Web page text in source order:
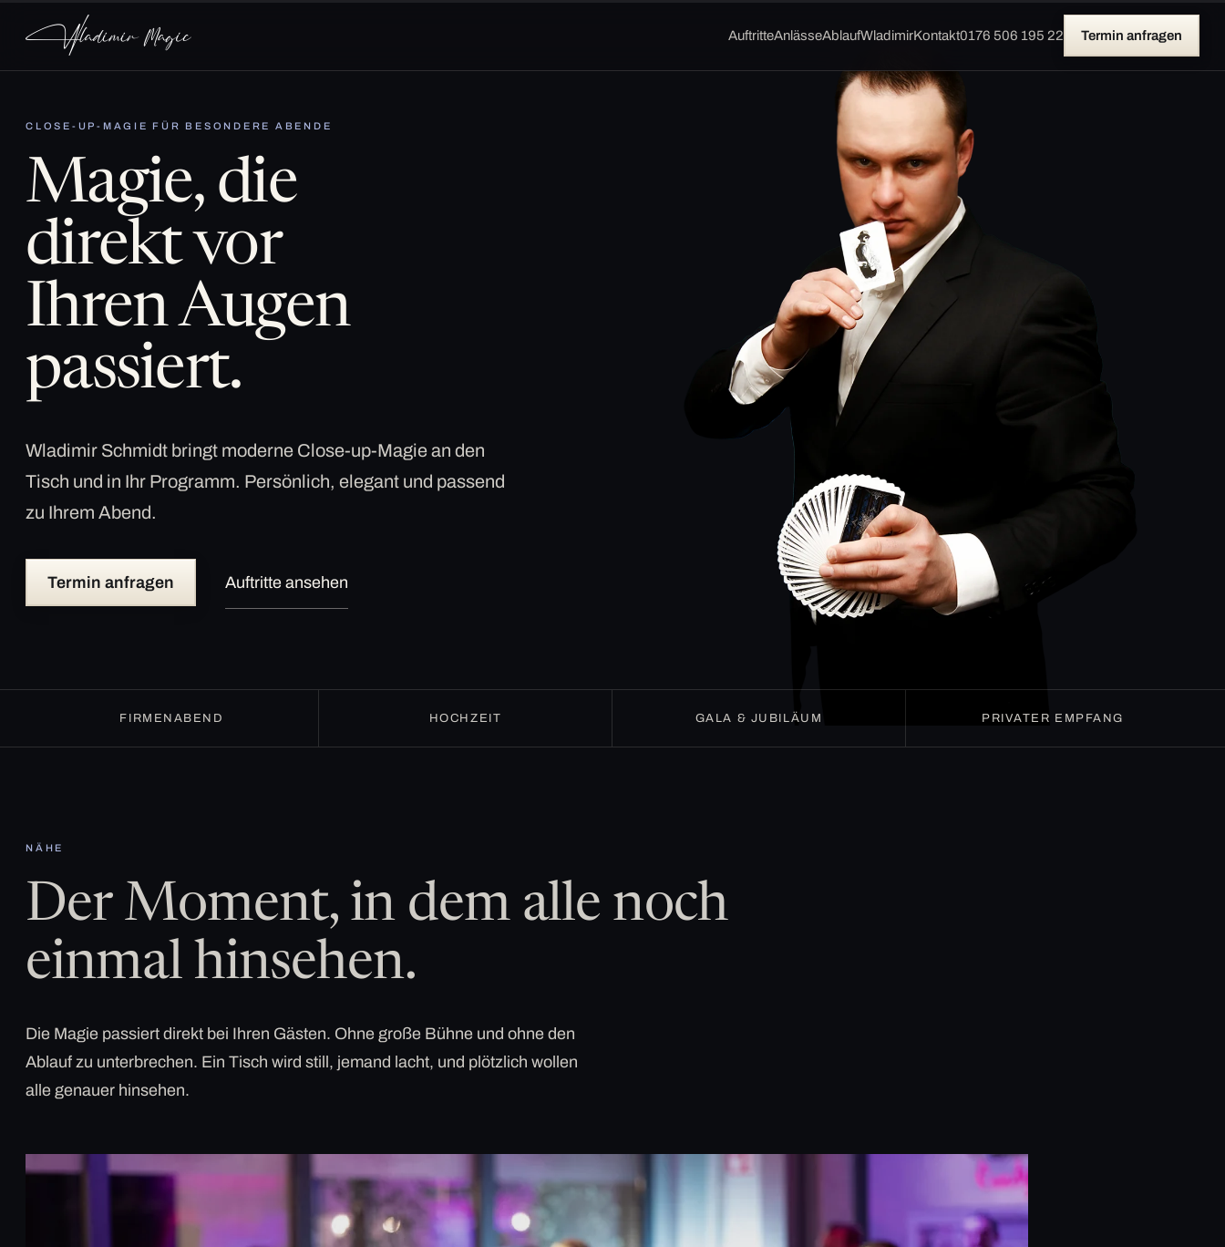
AuftritteAnlässeAblaufWladimirKontakt0176 506 195 22 Termin anfragen
CLOSE-UP-MAGIE FÜR BESONDERE ABENDE
Magie, die
direkt vor
Ihren Augen
passiert.
Wladimir Schmidt bringt moderne Close-up-Magie an den
Tisch und in Ihr Programm. Persönlich, elegant und passend
zu Ihrem Abend.
Termin anfragen Auftritte ansehen
FIRMENABEND HOCHZEIT GALA & JUBILÄUM PRIVATER EMPFANG
NÄHE
Der Moment, in dem alle noch
einmal hinsehen.
Die Magie passiert direkt bei Ihren Gästen. Ohne große Bühne und ohne den
Ablauf zu unterbrechen. Ein Tisch wird still, jemand lacht, und plötzlich wollen
alle genauer hinsehen.